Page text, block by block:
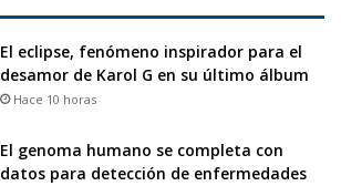
El eclipse, fenómeno inspirador para el
desamor de Karol G en su último álbum
Hace 10 horas
El genoma humano se completa con
datos para detección de enfermedades